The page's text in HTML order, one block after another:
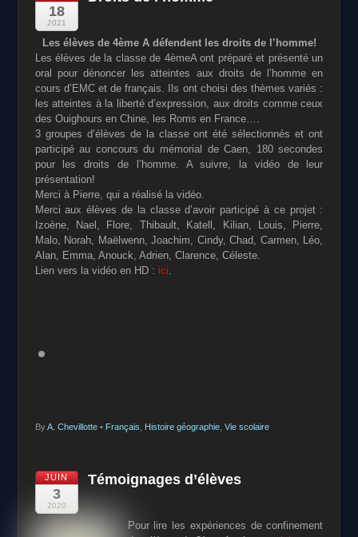
18
2021
Les élèves de 4ème A défendent les droits de l’homme!
Les élèves de la classe de 4èmeA ont préparé et présenté un
oral pour dénoncer les atteintes aux droits de l’homme en
cours d’EMC et de français. Ils ont choisi des thèmes variés :
les atteintes à la liberté d’expression, aux droits comme ceux
des Ouighours en Chine, les Roms en France….
3 groupes d’élèves de la classe ont été sélectionnés et ont
participé au concours du mémorial de Caen, 180 secondes
pour les droits de l’homme. A suivre, la vidéo de leur
présentation!
Merci à Pierre, qui a réalisé la vidéo.
Merci aux élèves de la classe d’avoir participé à ce projet :
Izoène, Nael, Flore, Thibault, Katell, Kilian, Louis, Pierre,
Malo, Norah, Maëlwenn, Joachim, Cindy, Chad, Carmen, Léo,
Alan, Emma, Anouck, Adrien, Clarence, Céleste.
Lien vers la vidéo en HD : ici
ByA. Chevillotte• Français Histoire géographie, Vie scolaire
JUIN
3
2020
Témoignages d’élèves
Pour lire les expériences de confinement